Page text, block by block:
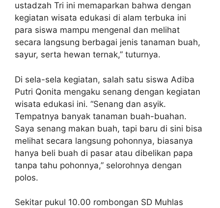
ustadzah Tri ini memaparkan bahwa dengan
kegiatan wisata edukasi di alam terbuka ini
para siswa mampu mengenal dan melihat
secara langsung berbagai jenis tanaman buah,
sayur, serta hewan ternak,” tuturnya.
Di sela-sela kegiatan, salah satu siswa Adiba
Putri Qonita mengaku senang dengan kegiatan
wisata edukasi ini. “Senang dan asyik.
Tempatnya banyak tanaman buah-buahan.
Saya senang makan buah, tapi baru di sini bisa
melihat secara langsung pohonnya, biasanya
hanya beli buah di pasar atau dibelikan papa
tanpa tahu pohonnya,” selorohnya dengan
polos.
Sekitar pukul 10.00 rombongan SD Muhlas